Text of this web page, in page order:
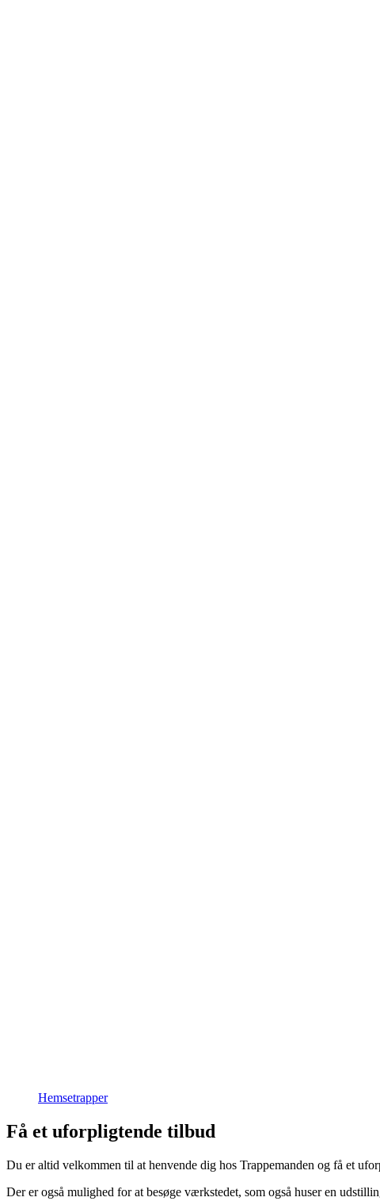
Hemsetrapper
Få et uforpligtende tilbud
Du er altid velkommen til at henvende dig hos Trappemanden og få et
Der er også mulighed for at besøge værkstedet, som også huser en